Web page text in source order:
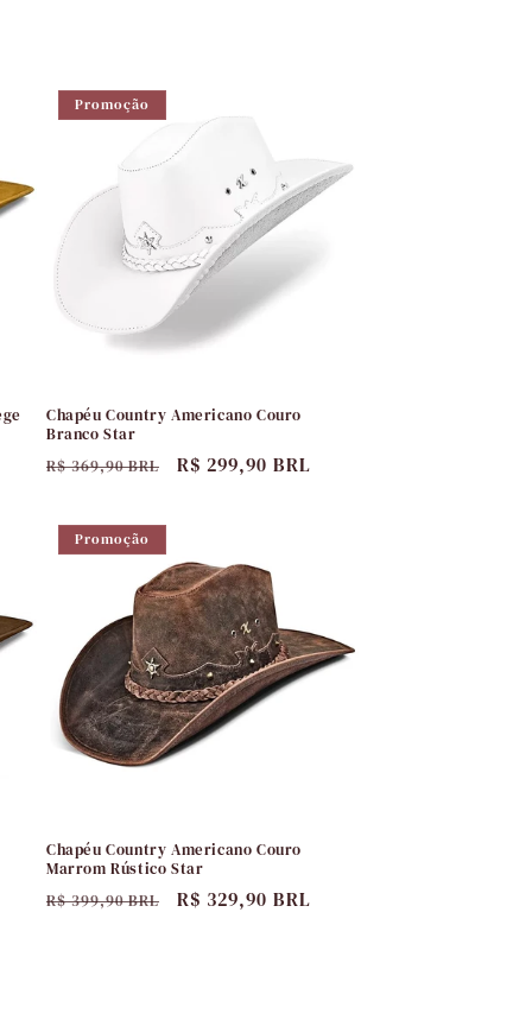
Promoção
Chapéu Country Americano Couro
Branco Star
Preço
R$ 369,90 BRL
Preço
R$ 299,90 BRL
Promoção
Chapéu Country Americano Couro
Marrom Rústico Star
Preço
R$ 399,90 BRL
Preço
R$ 329,90 BRL